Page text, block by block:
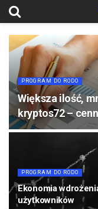
PROGRAM DO RODO
Większa ilość,
kryptos72 –
PROGRAM DO RODO
Ekonomia
użytkowników